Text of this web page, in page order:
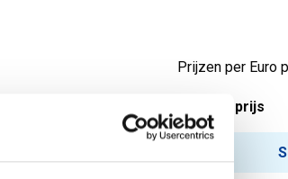
Prijzen per Euro
Bruto prijs